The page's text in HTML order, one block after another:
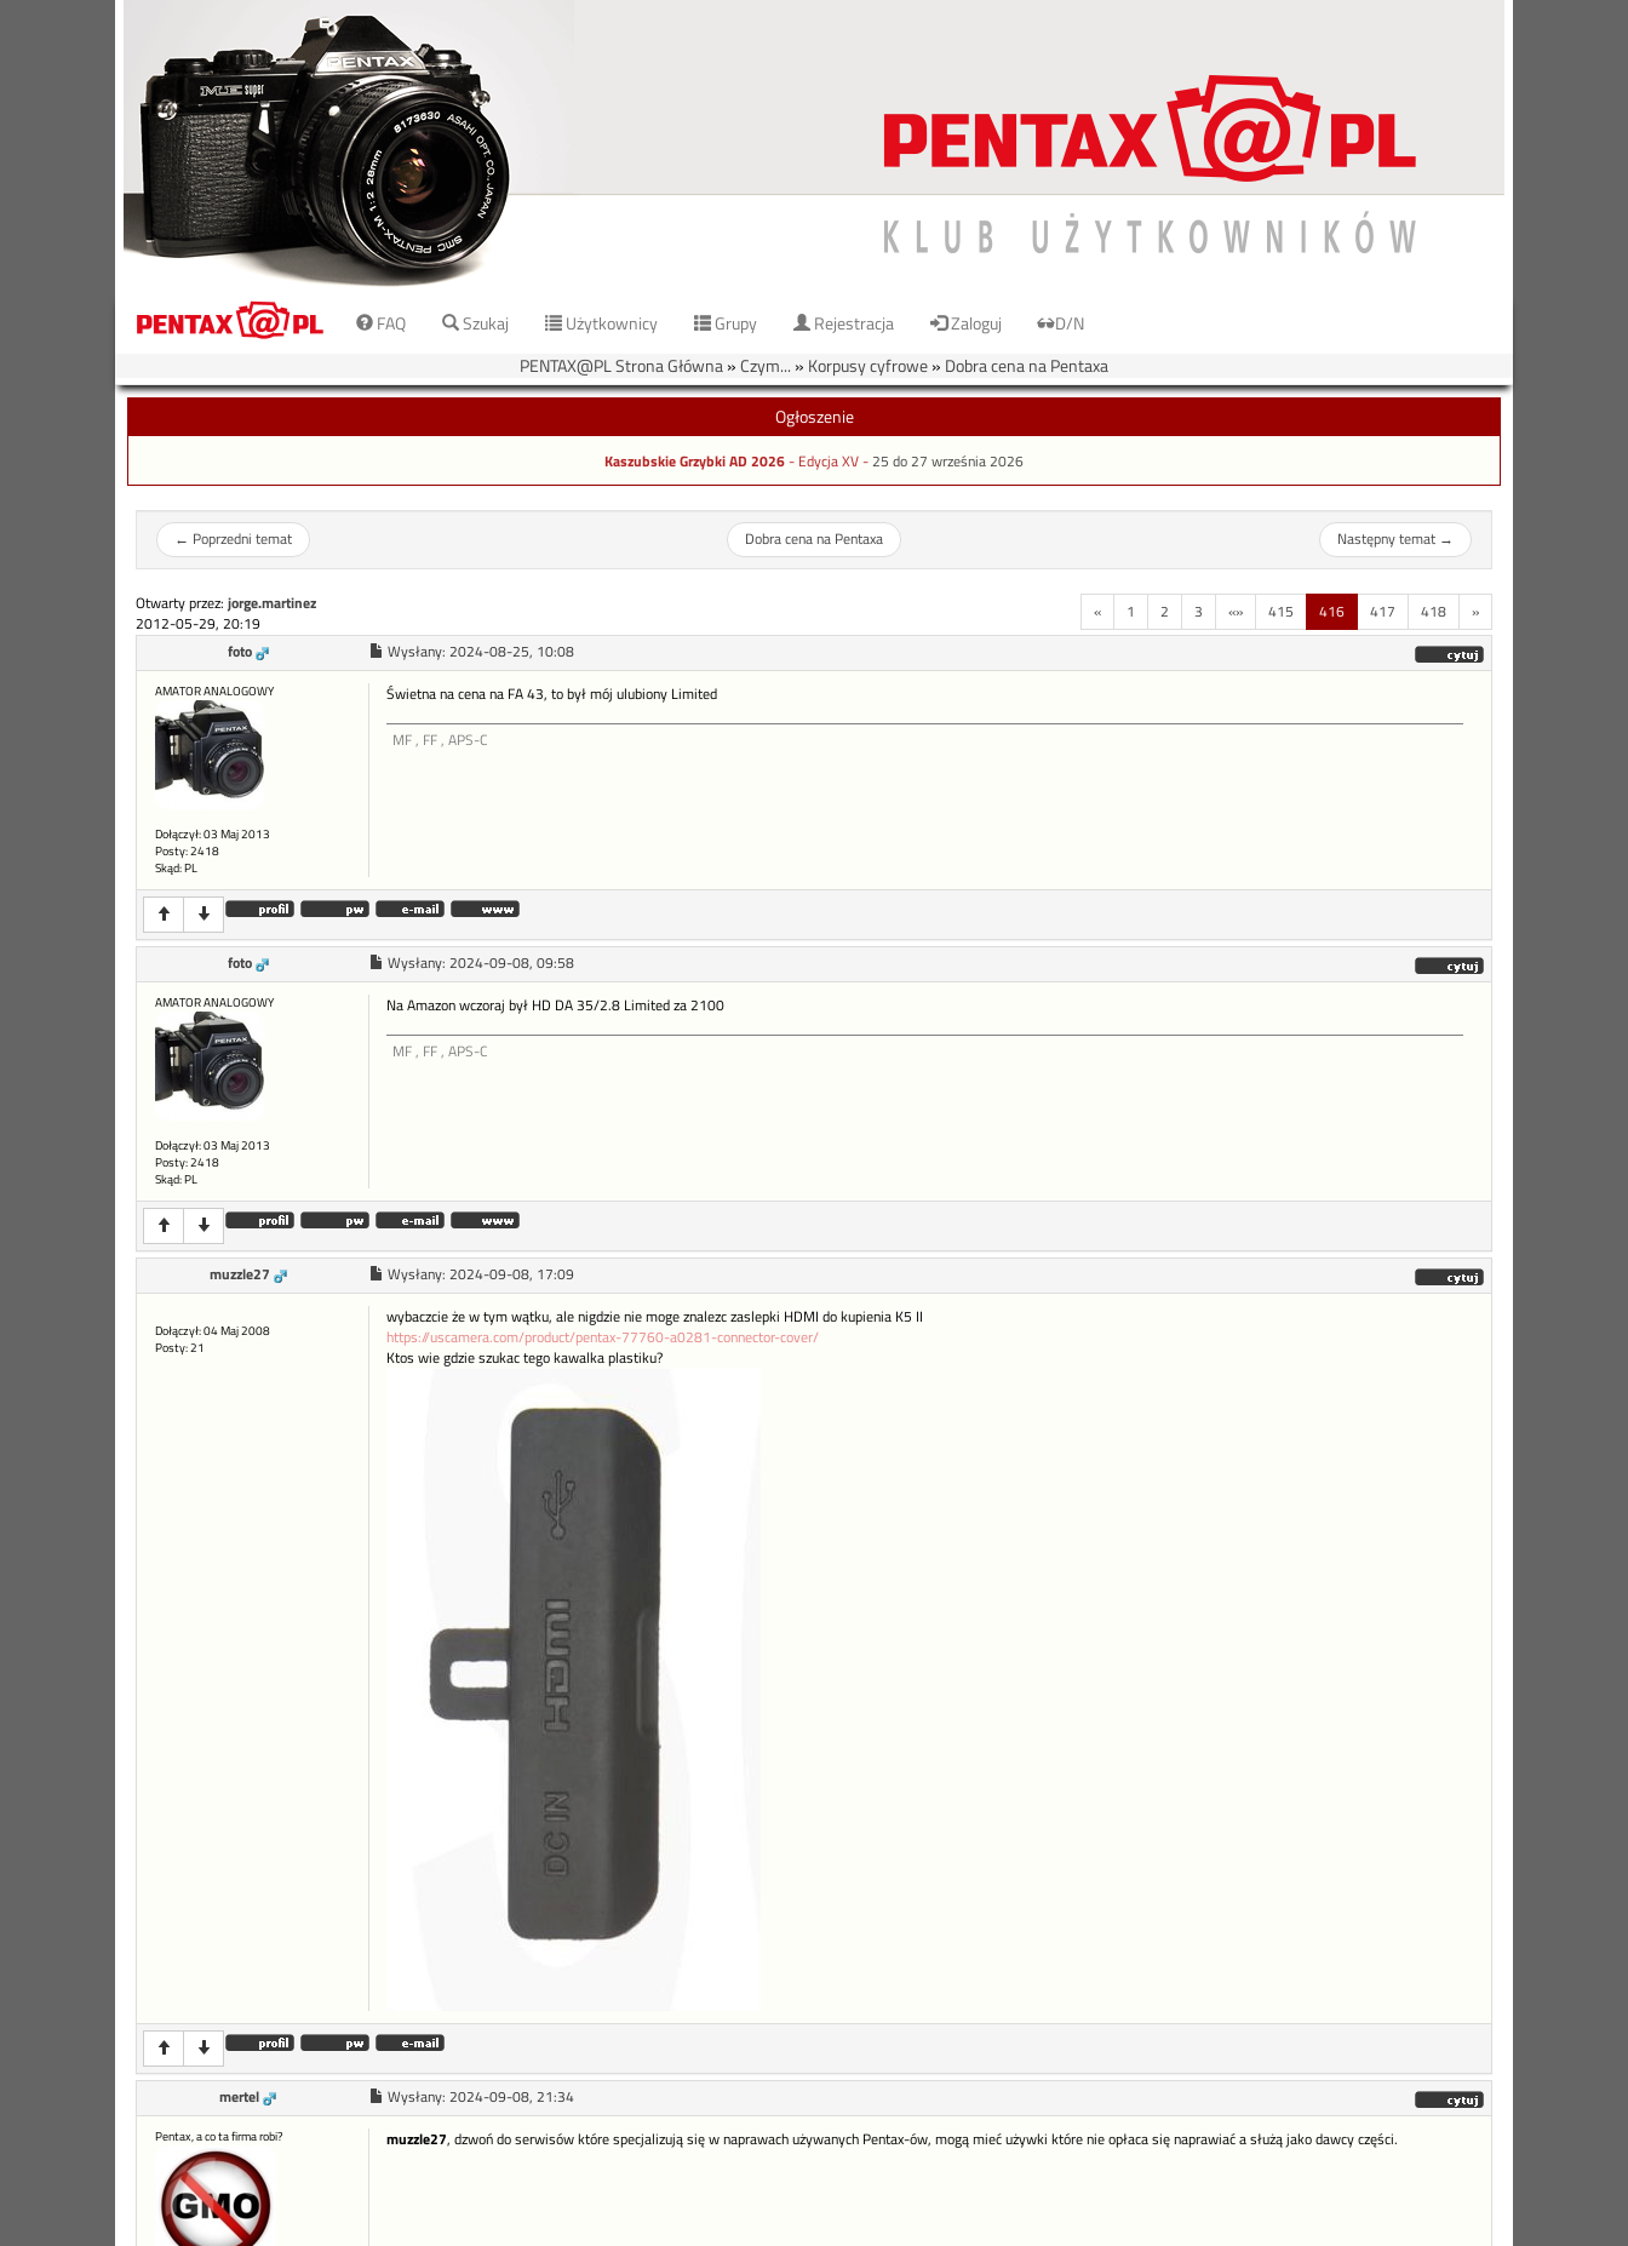
FAQ Szukaj Użytkownicy Grupy Rejestracja Zaloguj
D/N
PENTAX@PL Strona Główna»Czym... » Korpusy cyfrowe» Dobra cena na Pentaxa
Ogłoszenie
Kaszubskie Grzybki AD 2026- Edycja XV -25 do 27 września 2026
← Poprzedni temat Dobra cena na Pentaxa Następny temat→
Otwarty przez: jorge.martinez
2012-05-29, 20:19
« 1 2 3 «» 415 416 417 418 »
foto Wysłany: 2024-08-25, 10:08
AMATOR ANALOGOWY
Dołączył: 03 Maj 2013
Posty: 2418
Skąd: PL
Świetna na cena na FA 43, to był mój ulubiony Limited
MF , FF , APS-C
foto Wysłany: 2024-09-08, 09:58
AMATOR ANALOGOWY
Dołączył: 03 Maj 2013
Posty: 2418
Skąd: PL
Na Amazon wczoraj był HD DA 35/2.8 Limited za 2100
MF , FF , APS-C
muzzle27 Wysłany: 2024-09-08, 17:09
Dołączył: 04 Maj 2008
Posty: 21
wybaczcie że w tym wątku, ale nigdzie nie moge znalezc zaslepki HDMI do kupienia K5 II
https://uscamera.com/product/pentax-77760-a0281-connector-cover/
Ktos wie gdzie szukac tego kawalka plastiku?
mertel Wysłany: 2024-09-08, 21:34
Pentax, a co ta firma robi? muzzle27, dzwoń do serwisów które specjalizują się w naprawach używanych Pentax-ów, mogą mieć używki które nie opłaca się naprawiać a służą jako dawcy części.